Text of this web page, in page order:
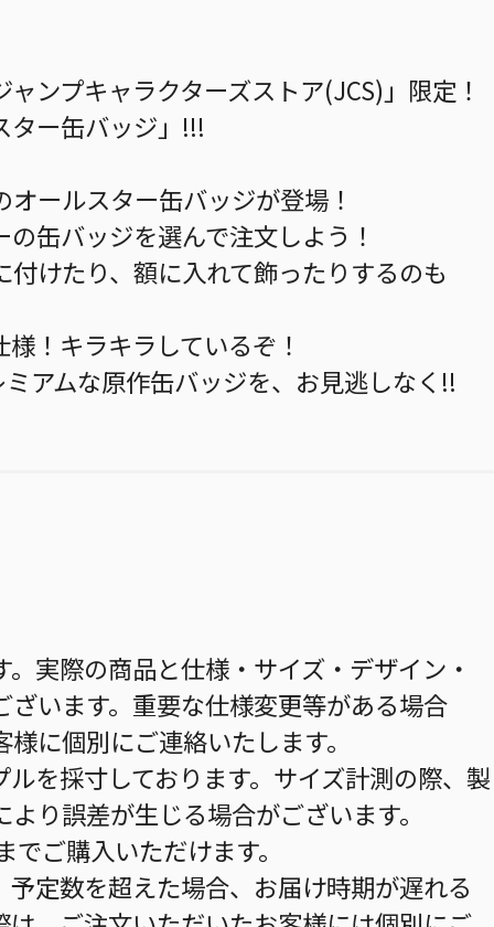
ンプキャラクターズストア(JCS)」限定！
ター缶バッジ」!!!
ールスター缶バッジが登場！
缶バッジを選んで注文しよう！
けたり、額に入れて飾ったりするのも
！キラキラしているぞ！
アムな原作缶バッジを、お見逃しなく!!
実際の商品と仕様・サイズ・デザイン・
います。重要な仕様変更等がある場合
に個別にご連絡いたします。
を採寸しております。サイズ計測の際、製
り誤差が生じる場合がございます。
ご購入いただけます。
定数を超えた場合、お届け時期が遅れる